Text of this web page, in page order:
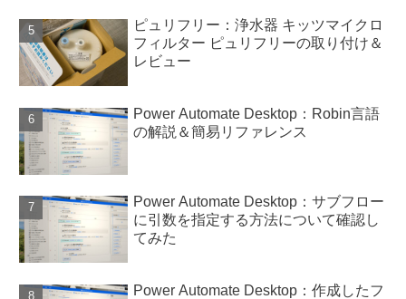
ピュリフリー：浄水器 キッツマイクロ
フィルター ピュリフリーの取り付け＆
レビュー
Power Automate Desktop：Robin言語
の解説＆簡易リファレンス
Power Automate Desktop：サブフロー
に引数を指定する方法について確認し
てみた
Power Automate Desktop：作成したフ